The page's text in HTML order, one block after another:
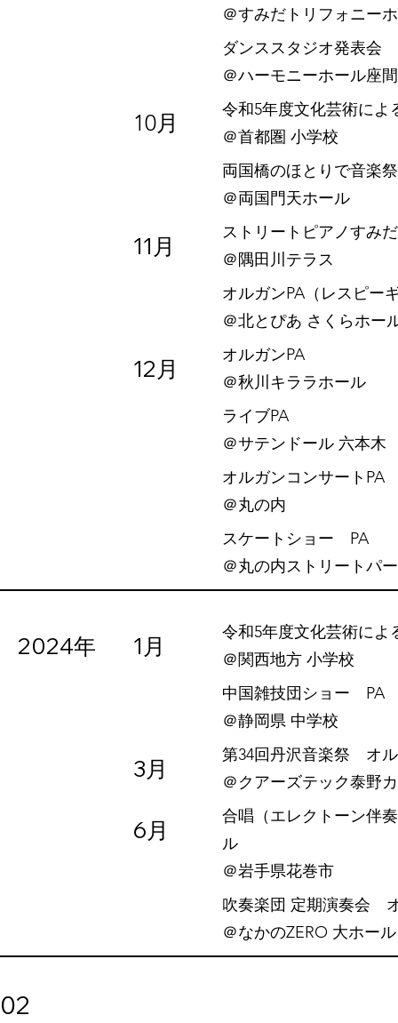
＠すみだトリフォニー
ダンススタジオ発表会
＠ハーモニーホール座
令和5年度文化芸術に
​＠首都圏 小学校
10月
両国橋のほとりで音楽
​＠両国門天ホール
ストリートピアノすみ
​＠隅田川テラス
11月
オルガンPA（レスピー
＠北とぴあ さくらホー
オルガンPA
​＠秋川キララホール
12月
ライブPA
​＠サテンドール 六本木
オルガンコンサートPA
​＠丸の内
スケートショー PA
＠丸の内ストリートパ
2024年
令和5年度文化芸術に
​＠関西地方 小学校
1月
中国雑技団ショー PA
​＠静岡県 中学校
第34回丹沢音楽祭 オル
＠クアーズテック泰野
3月
合唱（エレクトーン伴
ル
​＠岩手県花巻市
6月
吹奏楽団 定期演奏会
​＠なかのZERO 大ホール
02